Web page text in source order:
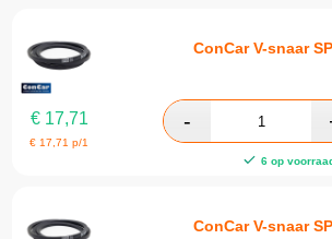
ConCar V-snaar
€17,71
€ 17,71 p/1
6 op
ConCar V-snaar